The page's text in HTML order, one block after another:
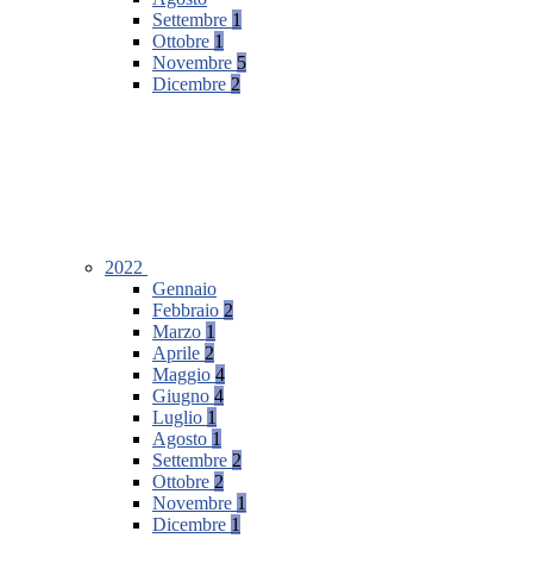
Settembre 1
Ottobre 1
Novembre 5
Dicembre 2
2022
Gennaio
Febbraio 2
Marzo 1
Aprile 2
Maggio 4
Giugno 4
Luglio 1
Agosto 1
Settembre 2
Ottobre 2
Novembre 1
Dicembre 1